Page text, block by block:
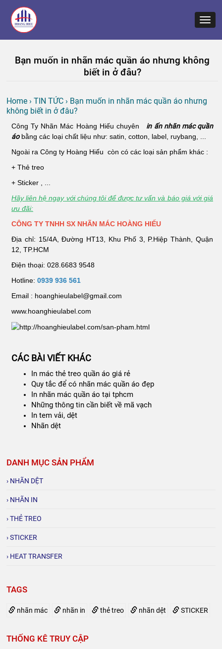
Bạn muốn in nhãn mác quần áo nhưng không
biết in ở đâu?
Home › TIN TỨC › Bạn muốn in nhãn mác quần áo nhưng
không biết in ở đâu?
Công Ty Nhãn Mác Hoàng Hiếu chuyên
in ấn nhãn mác quần
áobằng các loại chất liệu như: satin, cotton, label, ruybang, ...
Ngoài ra Công ty Hoàng Hiếu còn có các loại sản phẩm khác :
+ Thẻ treo
+ Sticker , ...
Hãy liên hệ ngay với chúng tôi để được tư vấn và báo giá với giá
ưu đãi:
CÔNG TY TNHH SX NHÃN MÁC HOÀNG HIẾU
Địa chỉ: 15/4A, Đường HT13, Khu Phố 3, P.Hiệp Thành, Quận
12, TP.HCM
Điện thoại: 028.6683 9548
Hotline: 0939 936 561
Email : hoanghieulabel@gmail.com
www.hoanghieulabel.com
CÁC BÀI VIẾT KHÁC
In mác thẻ treo quần áo giá rẻ
Quy tắc để có nhãn mác quần áo đẹp
In nhãn mác quần áo tại tphcm
Những thông tin cần biết về mã vạch
In tem vải, dệt
Nhãn dệt
DANH MỤC SẢN PHẨM
› NHÃN DỆT
› NHÃN IN
› THẺ TREO
› STICKER
› HEAT TRANSFER
TAGS
nhãn mác nhãn in thẻ treo nhãn dệt STICKER
THỐNG KÊ TRUY CẬP